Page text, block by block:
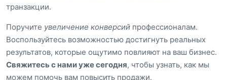
транзакции.
Поручите увеличение конверсий профессионалам.
Воспользуйтесь возможностью достигнуть реальных
результатов, которые ощутимо повлияют на ваш бизнес.
Свяжитесь с нами уже сегодня, чтобы узнать, как мы
можем помочь вам повысить продажи.